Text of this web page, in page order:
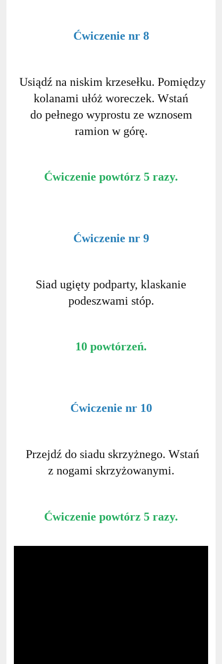
Ćwiczenie nr 8
Usiądź na niskim krzesełku. Pomiędzy
kolanami ułóż woreczek. Wstań
do pełnego wyprostu ze wznosem
ramion w górę.
Ćwiczenie powtórz 5 razy.
Ćwiczenie nr 9
Siad ugięty podparty, klaskanie
podeszwami stóp.
10 powtórzeń.
Ćwiczenie nr 10
Przejdź do siadu skrzyżnego. Wstań
z nogami skrzyżowanymi.
Ćwiczenie powtórz 5 razy.